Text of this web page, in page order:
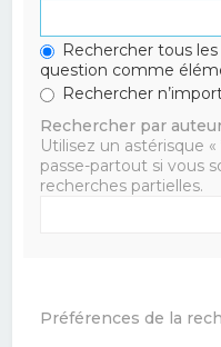
Rechercher tous
question comme
Rechercher
Rechercher par
Utilisez un astérisque
passe-partout si vous
recherches partielles.
Préférences de la